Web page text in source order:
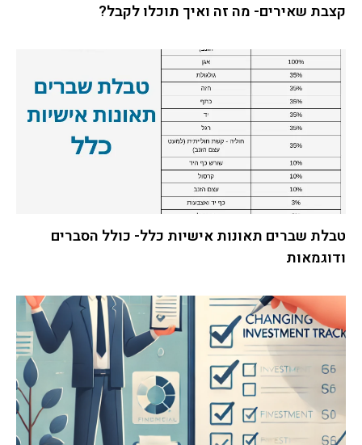
קצבת שאירים- מה זה ואיך תוכלו לקבל?
טבלת שברים תאונות אישיות כלל- כולל הסברים
ודוגמאות